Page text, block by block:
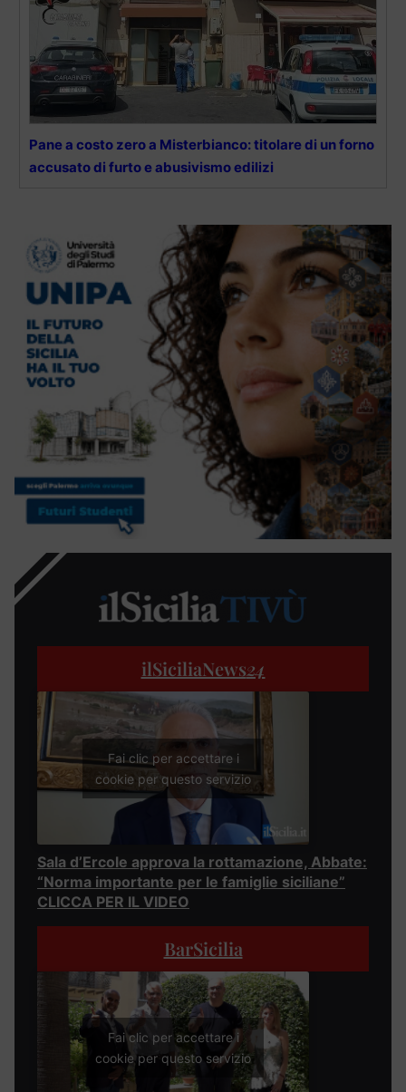
Pane a costo zero a Misterbianco: titolare di un forno
accusato di furto e abusivismo edilizi
ilSiciliaNews24
Fai clic per accettare i
cookie per questo servizio
Sala d’Ercole approva la rottamazione, Abbate:
“Norma importante per le famiglie siciliane”
CLICCA PER IL VIDEO
BarSicilia
Fai clic per accettare i
cookie per questo servizio